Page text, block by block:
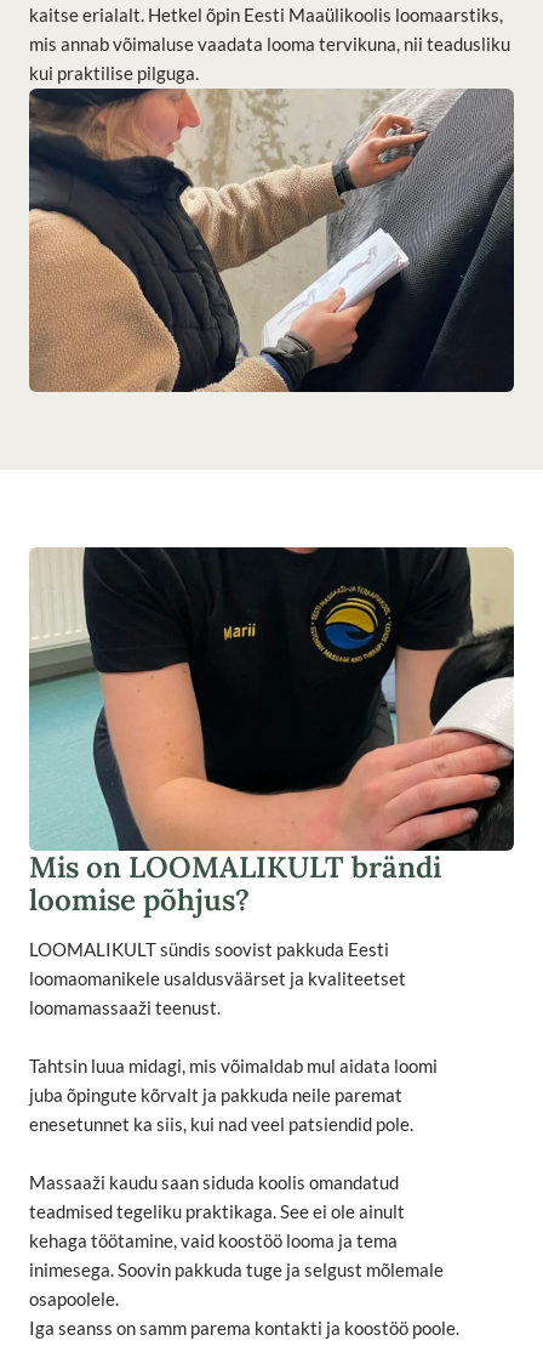
kaitse erialalt. Hetkel õpin Eesti Maaülikoolis loomaarstiks,
mis annab võimaluse vaadata looma tervikuna, nii teadusliku
kui praktilise pilguga.
Mis on LOOMALIKULT brändi
loomise põhjus?
LOOMALIKULT sündis soovist pakkuda Eesti
loomaomanikele usaldusväärset ja kvaliteetset
loomamassaaži teenust.
Tahtsin luua midagi, mis võimaldab mul aidata loomi
juba õpingute kõrvalt ja pakkuda neile paremat
enesetunnet ka siis, kui nad veel patsiendid pole.
Massaaži kaudu saan siduda koolis omandatud
teadmised tegeliku praktikaga. See ei ole ainult
kehaga töötamine, vaid koostöö looma ja tema
inimesega. Soovin pakkuda tuge ja selgust mõlemale
osapoolele.
Iga seanss on samm parema kontakti ja koostöö poole.